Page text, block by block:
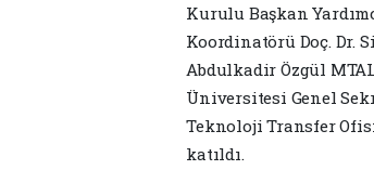
Kurulu Başkan
Koordinatörü Doç. Dr.
Abdulkadir Özgül
Üniversitesi Genel
Teknoloji Transfer
katıldı.